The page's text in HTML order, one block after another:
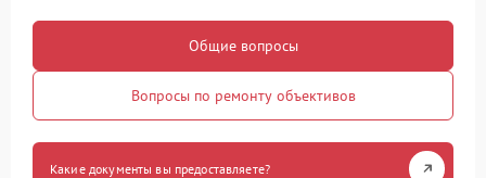
Общие вопросы
Вопросы по ремонту объективов
Какие документы вы предоставляете?